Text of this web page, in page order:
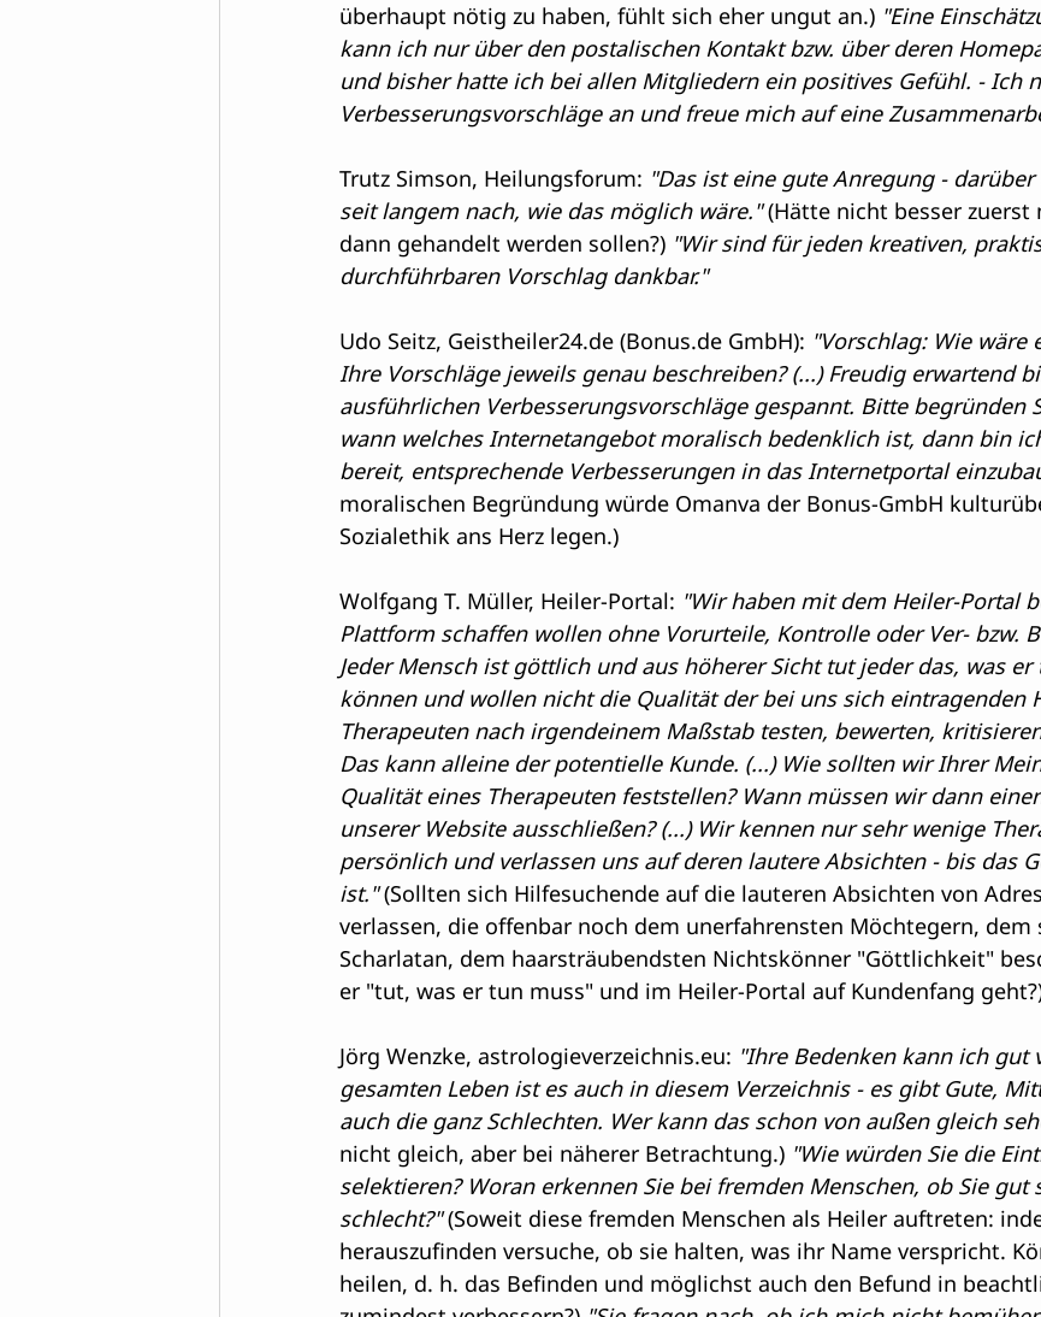
überhaupt nötig zu haben, fühlt sich eher ungut an.) "Eine
kann ich nur über den postalischen Kontakt bzw. über deren
und bisher hatte ich bei allen Mitgliedern ein positives Gefühl. - Ich
Verbesserungsvorschläge an und freue mich auf eine
Trutz Simson, Heilungsforum: "Das ist eine gute Anregung -
seit langem nach, wie das möglich wäre." (Hätte nicht besser zuerst
dann gehandelt werden sollen?) "Wir sind für jeden kreativen,
durchführbaren Vorschlag dankbar."
Udo Seitz, Geistheiler24.de (Bonus.de GmbH): "Vorschlag: Wie wäre
Ihre Vorschläge jeweils genau beschreiben? (...) Freudig erwartend
ausführlichen Verbesserungsvorschläge gespannt. Bitte begründen
wann welches Internetangebot moralisch bedenklich ist, dann bin
bereit, entsprechende Verbesserungen in das Internetportal
moralischen Begründung würde Omanva der Bonus-GmbH
Sozialethik ans Herz legen.)
Wolfgang T. Müller, Heiler-Portal: "Wir haben mit dem Heiler-Portal
Plattform schaffen wollen ohne Vorurteile, Kontrolle oder Ver- bzw.
Jeder Mensch ist göttlich und aus höherer Sicht tut jeder das, was
können und wollen nicht die Qualität der bei uns sich eintragenden
Therapeuten nach irgendeinem Maßstab testen, bewerten,
Das kann alleine der potentielle Kunde. (...) Wie sollten wir Ihrer
Qualität eines Therapeuten feststellen? Wann müssen wir dann
unserer Website ausschließen? (...) Wir kennen nur sehr wenige
persönlich und verlassen uns auf deren lautere Absichten - bis das
ist." (Sollten sich Hilfesuchende auf die lauteren Absichten von
verlassen, die offenbar noch dem unerfahrensten Möchtegern, dem
Scharlatan, dem haarsträubendsten Nichtskönner "Göttlichkeit"
er "tut, was er tun muss" und im Heiler-Portal auf Kundenfang
Jörg Wenzke, astrologieverzeichnis.eu: "Ihre Bedenken kann ich gut
gesamten Leben ist es auch in diesem Verzeichnis - es gibt Gute,
auch die ganz Schlechten. Wer kann das schon von außen gleich
nicht gleich, aber bei näherer Betrachtung.) "Wie würden Sie die
selektieren? Woran erkennen Sie bei fremden Menschen, ob Sie gut
schlecht?" (Soweit diese fremden Menschen als Heiler auftreten:
herauszufinden versuche, ob sie halten, was ihr Name verspricht.
heilen, d. h. das Befinden und möglichst auch den Befund in